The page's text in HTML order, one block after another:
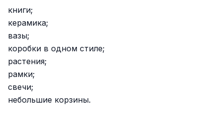
книги;
керамика;
вазы;
коробки в одном стиле;
растения;
рамки;
свечи;
небольшие корзины.